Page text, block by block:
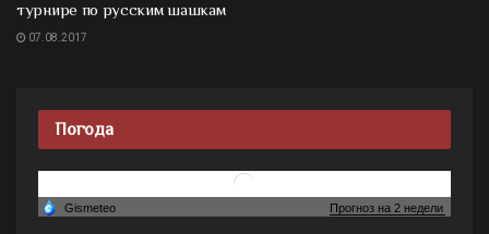
турнире по русским шашкам
07.08.2017
Погода